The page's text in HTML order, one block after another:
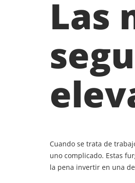
Las
Cuando se trata de
uno complicado. Estas
la pena invertir en una